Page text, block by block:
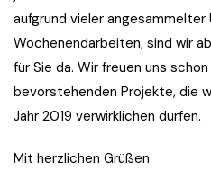
aufgrund vieler angesammelter
Wochenendarbeiten, sind wir
für Sie da. Wir freuen uns
bevorstehenden Projekte, die
Jahr 2019 verwirklichen dürfen.
Mit herzlichen Grüßen